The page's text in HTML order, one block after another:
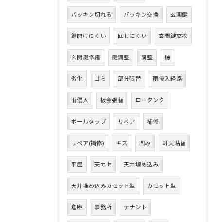
パッキン切れる パッキン交換 玄関鍵
鍵開けにくい 回しにくい 玄関鍵交換
玄関鍵修繕 鍵調整 調整 樋
劣化 ゴミ 部分張替 雨侵入経路
雨侵入 板金張替 ロータンク
ボールタップ リペア 補修
リペア(補修) キズ 凹み 軒天貼替
平屋 天カセ 天井埋め込み
天井埋め込みカセット型 カセット型
倉庫 事務所 テナント